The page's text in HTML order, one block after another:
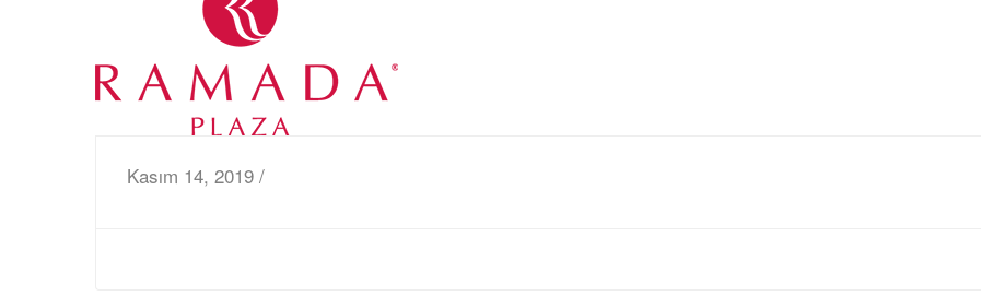
Kasım 14, 2019 /